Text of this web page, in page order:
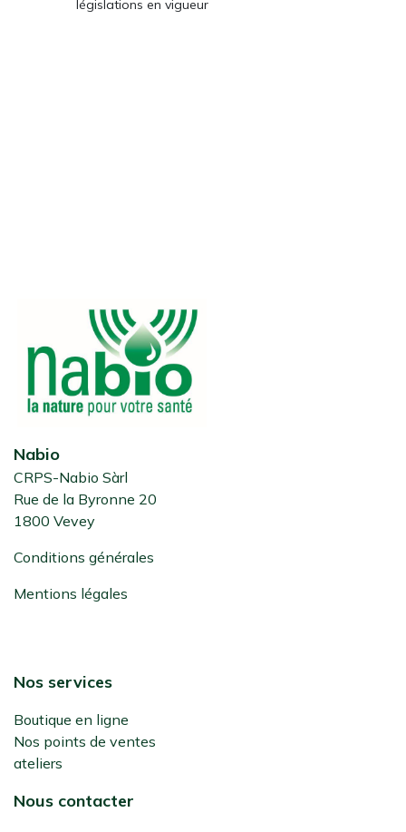
législations en vigueur
Nabio
CRPS-Nabio Sàrl
Rue de la Byronne 20
1800 Vevey
Conditions générales
Mentions légales
Nos services
Boutique en ligne
Nos points de ventes
ateliers
Nous contacter